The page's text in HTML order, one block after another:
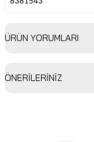
ÜRÜN YORUMLARI
ÖNERİLERİNİZ